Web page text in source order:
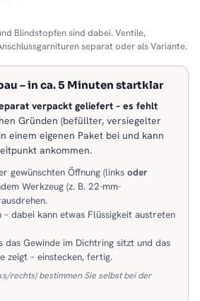
Blindstopfen sind dabei. Ventile,
separat oder als Variante.
– in ca. 5 Minuten startklar
verpackt geliefert – es fehlt
Gründen (befüllter, versiegelter
einem eigenen Paket bei und kann
ankommen.
gewünschten Öffnung (links oder
Werkzeug (z. B. 22-mm-
– dabei kann etwas Flüssigkeit austreten
das Gewinde im Dichtring sitzt und das
zeigt – einstecken, fertig.
rechts) bestimmen Sie selbst bei der